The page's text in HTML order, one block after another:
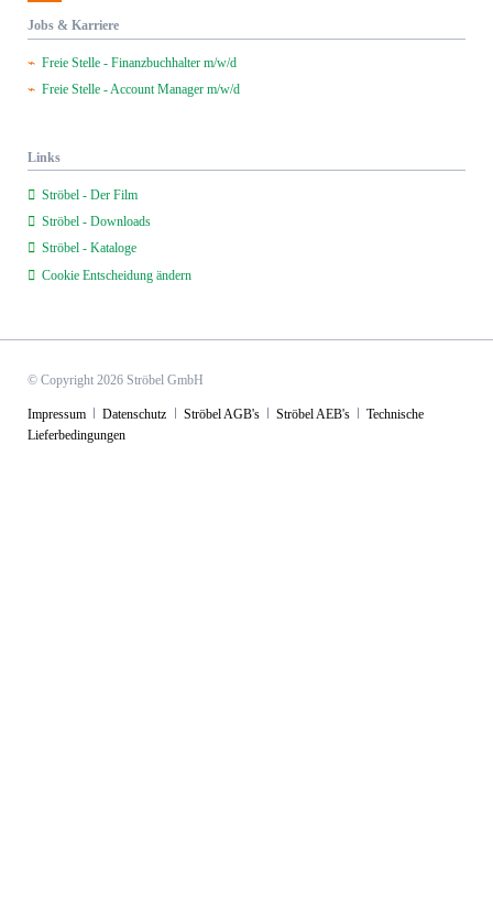
Jobs & Karriere
Freie Stelle - Finanzbuchhalter m/w/d
Freie Stelle - Account Manager m/w/d
Links
Ströbel - Der Film
Ströbel - Downloads
Ströbel - Kataloge
Cookie Entscheidung ändern
© Copyright 2026 Ströbel GmbH
Navigation
überspringen
Impressum Datenschutz Ströbel AGB's Ströbel AEB's
Technische
Lieferbedingungen